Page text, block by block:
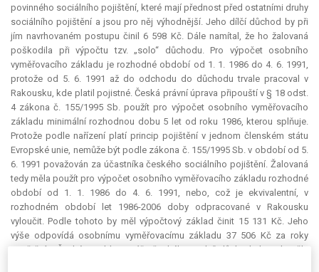
povinného sociálního pojištění, které mají přednost před ostatními druhy
sociálního pojištění a jsou pro něj výhodnější. Jeho dílčí důchod by při
jím navrhovaném postupu činil 6 598 Kč. Dále namítal, že ho žalovaná
poškodila při výpočtu tzv. „solo“ důchodu. Pro výpočet osobního
vyměřovacího základu je rozhodné období od 1. 1. 1986 do 4. 6. 1991,
protože od 5. 6. 1991 až do odchodu do důchodu trvale pracoval v
Rakousku, kde platil pojistné. Česká právní úprava připouští v § 18 odst.
4 zákona č. 155/1995 Sb. použít pro výpočet osobního vyměřovacího
základu minimální rozhodnou dobu 5 let od roku 1986, kterou splňuje.
Protože podle nařízení platí princip pojištění v jednom členském státu
Evropské unie, nemůže být podle zákona č. 155/1995 Sb. v období od 5.
6. 1991 považován za účastníka českého sociálního pojištění. Žalovaná
tedy měla použít pro výpočet osobního vyměřovacího základu rozhodné
období od 1. 1. 1986 do 4. 6. 1991, nebo, což je ekvivalentní, v
rozhodném období let 1986-2006 doby odpracované v Rakousku
vyloučit. Podle tohoto by měl výpočtový základ činit 15 131 Kč. Jeho
výše odpovídá osobnímu vyměřovacímu základu 37 506 Kč za roky
pojištění v České republice. Výše českého „solo“ důchodu by tak měla